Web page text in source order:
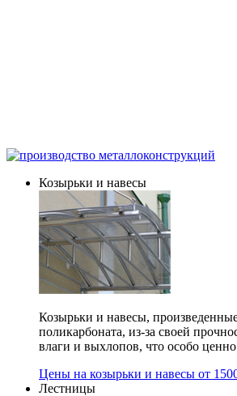
Козырьки и навесы
Козырьки и навесы,
поликарбоната, из-за своей
влаги и выхлопов, что особо
Цены на козырьки и навесы от
Лестницы